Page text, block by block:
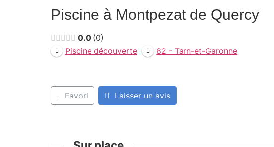
Piscine à Montpezat de Quercy
0.0 0
Piscine découverte
82 - Tarn-et-Garonne
Favori Laisser un avis